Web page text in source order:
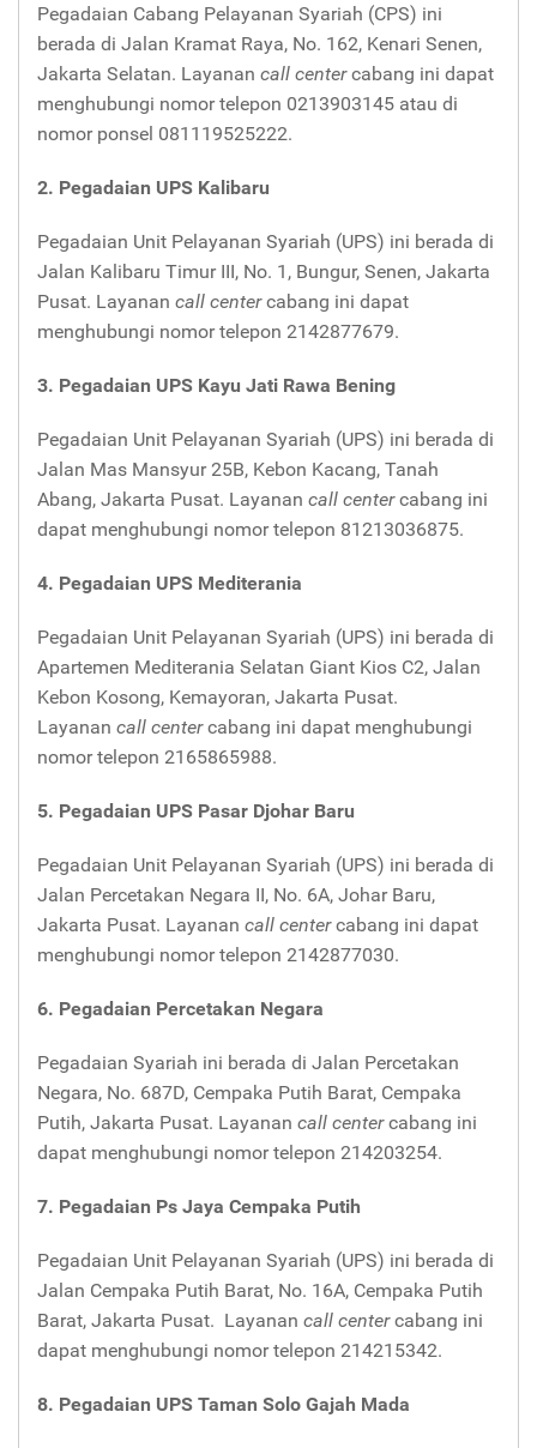
Pegadaian Cabang Pelayanan Syariah (CPS) ini
berada di Jalan Kramat Raya, No. 162, Kenari Senen,
Jakarta Selatan. Layanan call center cabang ini dapat
menghubungi nomor telepon 0213903145 atau di
nomor ponsel 081119525222.
2. Pegadaian UPS Kalibaru
Pegadaian Unit Pelayanan Syariah (UPS) ini berada di
Jalan Kalibaru Timur III, No. 1, Bungur, Senen, Jakarta
Pusat. Layanan call center cabang ini dapat
menghubungi nomor telepon 2142877679.
3. Pegadaian UPS Kayu Jati Rawa Bening
Pegadaian Unit Pelayanan Syariah (UPS) ini berada di
Jalan Mas Mansyur 25B, Kebon Kacang, Tanah
Abang, Jakarta Pusat. Layanan call center cabang ini
dapat menghubungi nomor telepon 81213036875.
4. Pegadaian UPS Mediterania
Pegadaian Unit Pelayanan Syariah (UPS) ini berada di
Apartemen Mediterania Selatan Giant Kios C2, Jalan
Kebon Kosong, Kemayoran, Jakarta Pusat.
Layanan call center cabang ini dapat menghubungi
nomor telepon 2165865988.
5. Pegadaian UPS Pasar Djohar Baru
Pegadaian Unit Pelayanan Syariah (UPS) ini berada di
Jalan Percetakan Negara II, No. 6A, Johar Baru,
Jakarta Pusat. Layanan call center cabang ini dapat
menghubungi nomor telepon 2142877030.
6. Pegadaian Percetakan Negara
Pegadaian Syariah ini berada di Jalan Percetakan
Negara, No. 687D, Cempaka Putih Barat, Cempaka
Putih, Jakarta Pusat. Layanan call center cabang ini
dapat menghubungi nomor telepon 214203254.
7. Pegadaian Ps Jaya Cempaka Putih
Pegadaian Unit Pelayanan Syariah (UPS) ini berada di
Jalan Cempaka Putih Barat, No. 16A, Cempaka Putih
Barat, Jakarta Pusat. Layanan call center cabang ini
dapat menghubungi nomor telepon 214215342.
8. Pegadaian UPS Taman Solo Gajah Mada